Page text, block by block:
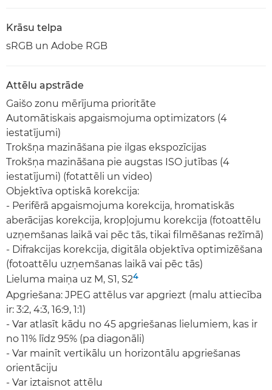
Krāsu telpa
sRGB un Adobe RGB
Attēlu apstrāde
Gaišo zonu mērījuma prioritāte
Automātiskais apgaismojuma optimizators (4
iestatījumi)
Trokšņa mazināšana pie ilgas ekspozīcijas
Trokšņa mazināšana pie augstas ISO jutības (4
iestatījumi) (fotattēli un video)
Objektīva optiskā korekcija:
- Perifērā apgaismojuma korekcija, hromatiskās
aberācijas korekcija, kropļojumu korekcija (fotoattēlu
uzņemšanas laikā vai pēc tās, tikai filmēšanas režīmā)
- Difrakcijas korekcija, digitāla objektīva optimizēšana
(fotoattēlu uzņemšanas laikā vai pēc tās)
Lieluma maiņa uz M, S1, S24
Apgriešana: JPEG attēlus var apgriezt (malu attiecība
ir: 3:2, 4:3, 16:9, 1:1)
- Var atlasīt kādu no 45 apgriešanas lielumiem, kas ir
no 11% līdz 95% (pa diagonāli)
- Var mainīt vertikālu un horizontālu apgriešanas
orientāciju
- Var iztaisnot attēlu